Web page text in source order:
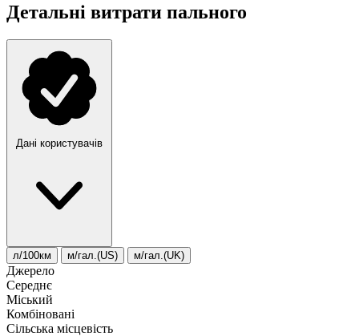
Детальні витрати пального
Дані користувачів
л/100км м/гал.(US) м/гал.(UK)
Джерело
Середнє
Міський
Комбіновані
Сільська місцевість